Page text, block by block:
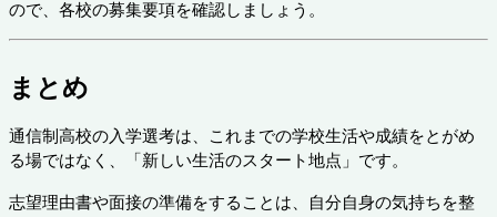
ので、各校の募集要項を確認しましょう。
まとめ
通信制高校の入学選考は、これまでの学校生活や成績をとがめ
る場ではなく、「新しい生活のスタート地点」です。
志望理由書や面接の準備をすることは、自分自身の気持ちを整